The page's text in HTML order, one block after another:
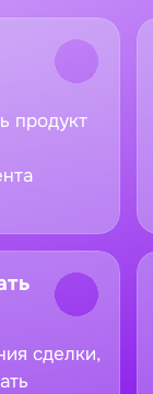
продукт
сделки,